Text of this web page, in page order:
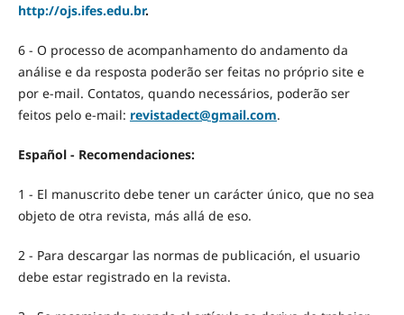
http://ojs.ifes.edu.br.
6 - O processo de acompanhamento do andamento da
análise e da resposta poderão ser feitas no próprio site e
por e-mail. Contatos, quando necessários, poderão ser
feitos pelo e-mail: revistadect@gmail.com.
Español - Recomendaciones:
1 - El manuscrito debe tener un carácter único, que no sea
objeto de otra revista, más allá de eso.
2 - Para descargar las normas de publicación, el usuario
debe estar registrado en la revista.